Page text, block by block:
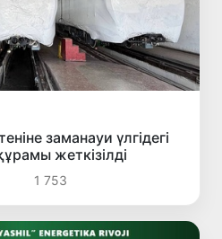
заманауи үлгідегі
жеткізілді
1 753